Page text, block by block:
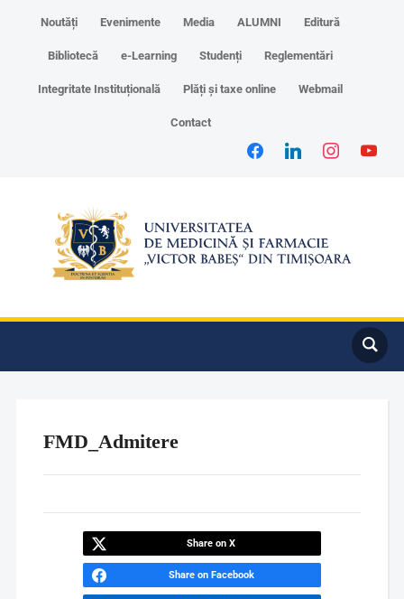
Noutăți Evenimente Media ALUMNI Editură
Bibliotecă e-Learning Studenți Reglementări
Integritate Instituțională Plăți și taxe online Webmail
Contact
FMD_Admitere
Share on X
Share on Facebook